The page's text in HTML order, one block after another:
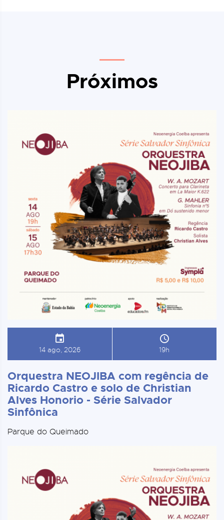
Próximos
14 ago, 2026 19h
Orquestra NEOJIBA com regência de
Ricardo Castro e solo de Christian
Alves Honorio - Série Salvador
Sinfônica
Parque do Queimado